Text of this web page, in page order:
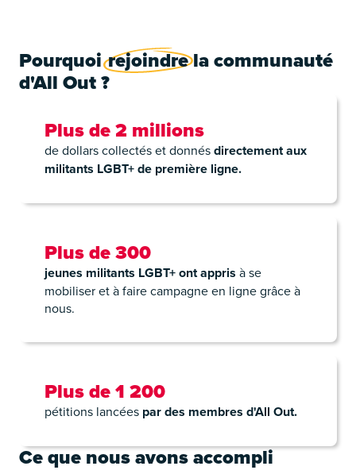
Pourquoirejoindrela communauté
d'All Out ?
Plus de 2 millions
de dollars collectés et donnésdirectement aux
militants LGBT+ de première ligne.
Plus de 300
jeunes militants LGBT+ ont appris à se
mobiliser et à faire campagne en ligne grâce à
nous.
Plus de 1 200
pétitions lancées par des membres d'All Out.
Ce que nous avons accompli